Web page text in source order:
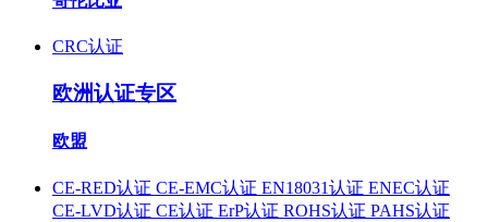
CRC认证
欧洲认证专区
欧盟
CE-RED认证 CE-EMC认证 EN18031认证 ENEC认证
CE-LVD认证 CE认证 ErP认证 ROHS认证 PAHS认证